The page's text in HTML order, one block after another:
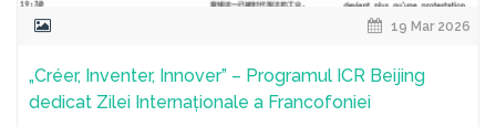
19 Mar 2026
„Créer, Inventer, Innover” – Programul ICR Beijing
dedicat Zilei Internaționale a Francofoniei